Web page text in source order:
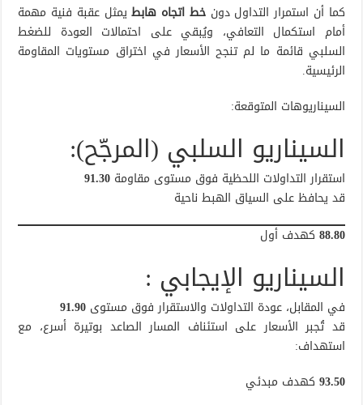
كما أن استمرار التداول دونخط اتجاه هابطيمثل عقبة فنية مهمة
أمام استكمال التعافي، ويُبقي على احتمالات العودة للضغط
السلبي قائمة ما لم تنجح الأسعار في اختراق مستويات المقاومة
الرئيسية.
السيناريوهات المتوقعة:
السيناريو السلبي (المرجّح):
استقرار التداولات اللحظية فوق مستوى مقاومة91.30
قد يحافظ على السياق الهبط ناحية
88.80 كهدف أول
السيناريو الإيجابي :
في المقابل، عودة التداولات والاستقرار فوق مستوى91.90
قد تُجبر الأسعار على استئناف المسار الصاعد بوتيرة أسرع، مع
استهداف:
93.50 كهدف مبدئي